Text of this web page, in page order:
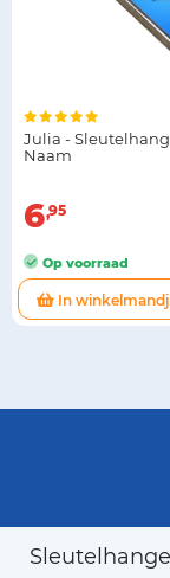
Julia -
Naam
6 95
Op voorraad
In